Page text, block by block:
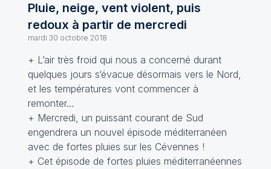
Pluie, neige, vent violent, puis
redoux à partir de mercredi
mardi 30 octobre 2018
+ L’air très froid qui nous a concerné durant
quelques jours s‘évacue désormais vers le Nord,
et les températures vont commencer à
remonter…
+ Mercredi, un puissant courant de Sud
engendrera un nouvel épisode méditerranéen
avec de fortes pluies sur les Cévennes !
+ Cet épisode de fortes pluies méditerranéennes